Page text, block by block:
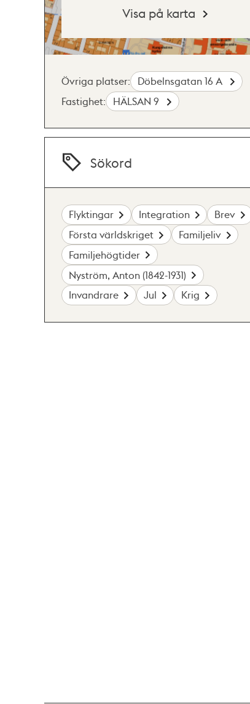
Visa på karta
Övriga platser:
Döbelnsgatan 16 A
Fastighet:
HÄLSAN 9
Sökord
Flyktingar Integration
Brev
Första världskriget
Familjeliv
Familjehögtider
Nyström, Anton (1842-1931)
Invandrare
Jul Krig